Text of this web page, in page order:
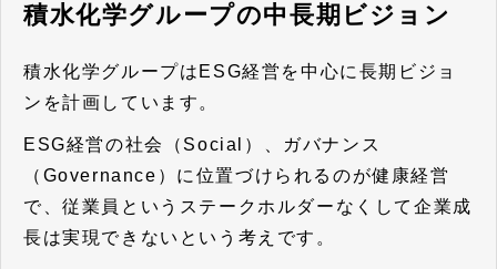
積水化学グループの中長期ビジョン
積水化学グループはESG経営を中心に長期ビジョ
ンを計画しています。
ESG経営の社会（Social）、ガバナンス
（Governance）に位置づけられるのが健康経営
で、従業員というステークホルダーなくして企業成
長は実現できないという考え です。